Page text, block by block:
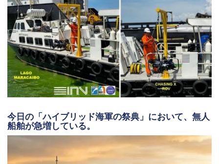
今日の「ハイブリッド海軍の祭典」において、無人
船舶が急増している。